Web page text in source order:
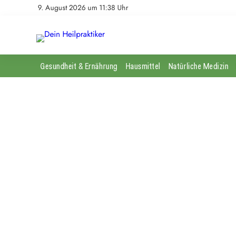
9. August 2026 um 11:38 Uhr
Gesundheit & Ernährung Hausmittel Natürliche Medizin